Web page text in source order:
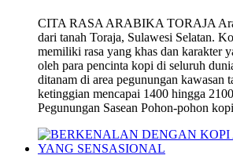
CITA RASA ARABIKA TORAJA
dari tanah Toraja, Sulawesi Selatan.
memiliki rasa yang khas dan karakter
oleh para pencinta kopi di seluruh
ditanam di area pegunungan kawasan
ketinggian mencapai 1400 hingga
Pegunungan Sasean Pohon-pohon